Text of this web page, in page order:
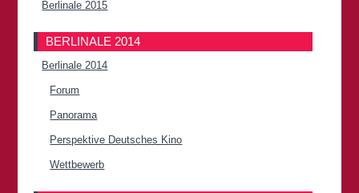
Berlinale 2015
BERLINALE 2014
Berlinale 2014
Forum
Panorama
Perspektive Deutsches Kino
Wettbewerb